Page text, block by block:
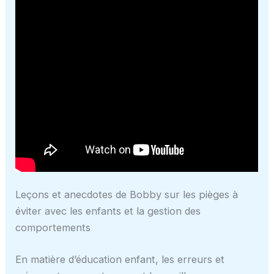
Leçons et anecdotes de Bobby sur les pièges à
éviter avec les enfants et la gestion des
comportements
En matière d’éducation enfant, les erreurs et